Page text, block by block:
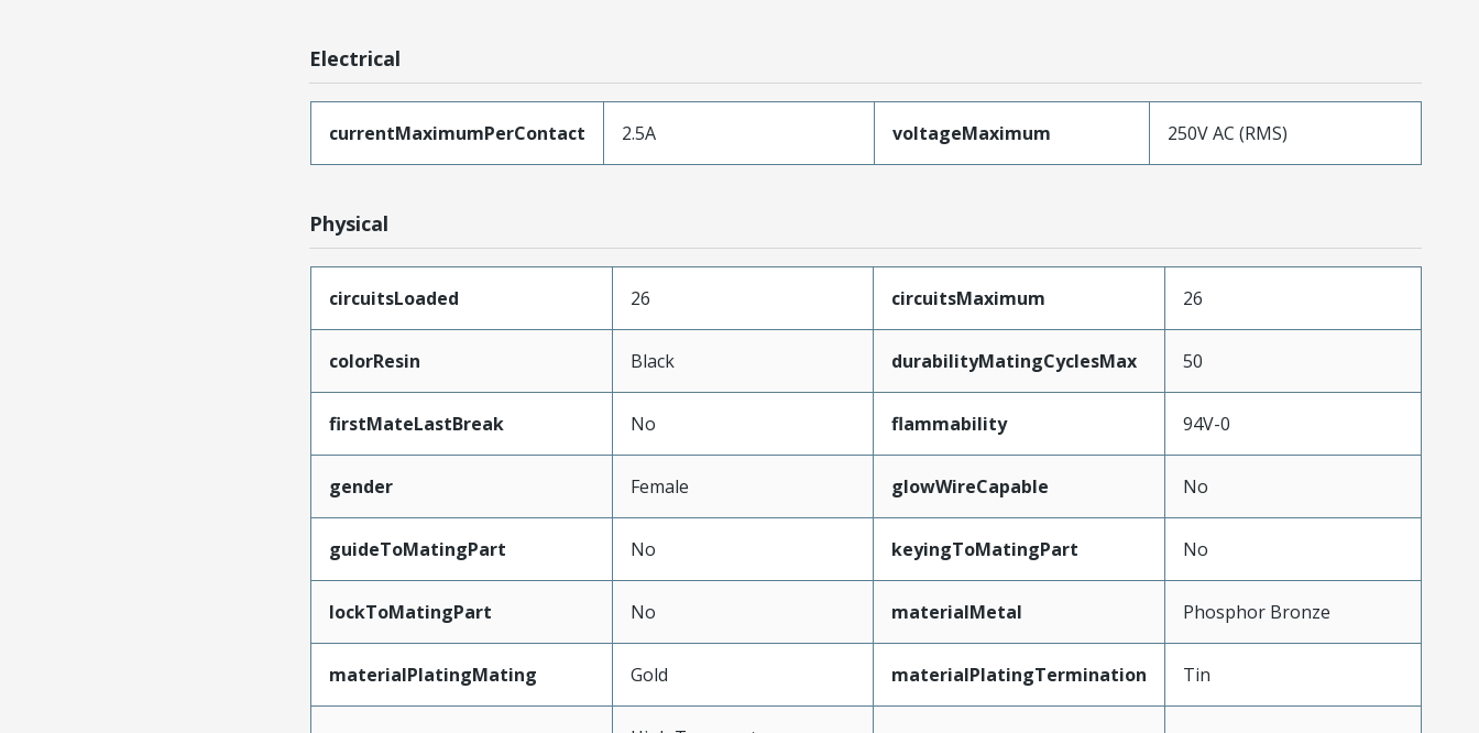
Electrical
currentMaximumPerContact 2.5A voltageMaximum 250V AC (RMS)
Physical
circuitsLoaded 26 circuitsMaximum 26
colorResin Black durabilityMatingCyclesMax 50
firstMateLastBreak No flammability 94V-0
gender Female glowWireCapable No
guideToMatingPart No keyingToMatingPart No
lockToMatingPart No materialMetal Phosphor Bronze
materialPlatingMating Gold materialPlatingTermination Tin